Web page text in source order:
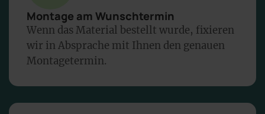
Montage am Wunschtermin
Wenn das Material bestellt wurde, fixieren
wir in Absprache mit Ihnen den genauen
Montagetermin.